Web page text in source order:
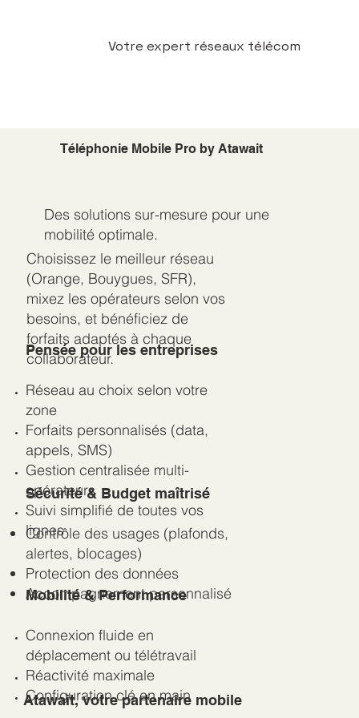
Votre expert réseaux télécom
Téléphonie Mobile Pro by Atawait
Pensée pour les entreprises
Réseau au choix selon votre
zone
Forfaits personnalisés (data,
appels, SMS)
Gestion centralisée multi-
opérateurs
Suivi simplifié de toutes vos
lignes
Mobilité & Performance
Connexion fluide en
déplacement ou télétravail
Réactivité maximale
Configuration clé en main
Sécurité & Budget maîtrisé
Contrôle des usages (plafonds,
alertes, blocages)
Protection des données
Accompagnement personnalisé
Atawait, votre partenaire mobile
Des solutions sur-mesure pour une
mobilité optimale.
Choisissez le meilleur réseau
(Orange, Bouygues, SFR),
mixez les opérateurs selon vos
besoins, et bénéficiez de
forfaits adaptés à chaque
collaborateur.